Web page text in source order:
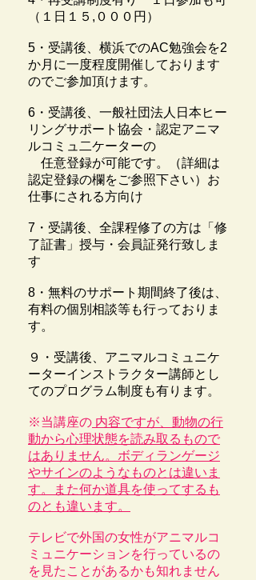
（１日１５,０００円）
5・受講後、横浜でのAC勉強会を2
か月に一度程度開催しております
のでご参加頂けます。
6・受講後、一般社団法人日本ヒー
リングサポート協会・認定アニマ
ルコミュ二ケーターの
任意登録が可能です。（詳細は
認定登録の欄をご参照下さい）お
仕事にされる方向け
7・受講後、全課程修了の方は「修
了証書」授与・会員証発行致しま
す
8・無料のサポート期間終了後は、
有料の個別相談等も行っておりま
す。
９・受講後、アニマルコミュニケ
ーターインストラクター講師とし
てのプログラム制度も有ります。
※当講座の 内容ですが、動物の行
動から心理状態を読み取るもので
はありません。 ボディランゲージ
やサインのようなものとは違いま
す。
また何か道具を使ってするも
のとも違います。
テレビで外国の女性がアニマルコ
ミュニケーションを行っているの
を見たことがあるかも知れません